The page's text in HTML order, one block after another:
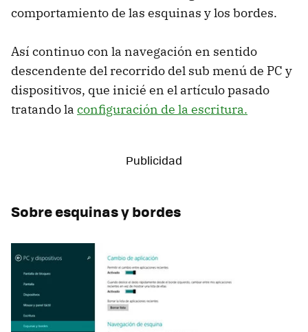
comportamiento de las esquinas y los bordes.
Así continuo con la navegación en sentido
descendente del recorrido del sub menú de PC y
dispositivos, que inicié en el artículo pasado
tratando la configuración de la escritura.
Sobre esquinas y bordes